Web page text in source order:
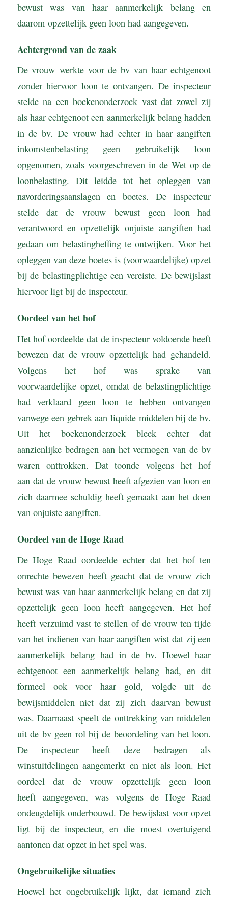
bewust was van haar aanmerkelijk belang en
daarom opzettelijk geen loon had aangegeven.
Achtergrond van de zaak
De vrouw werkte voor de bv van haar echtgenoot
zonder hiervoor loon te ontvangen. De inspecteur
stelde na een boekenonderzoek vast dat zowel zij
als haar echtgenoot een aanmerkelijk belang hadden
in de bv. De vrouw had echter in haar aangiften
inkomstenbelasting geen gebruikelijk loon
opgenomen, zoals voorgeschreven in de Wet op de
loonbelasting. Dit leidde tot het opleggen van
navorderingsaanslagen en boetes. De inspecteur
stelde dat de vrouw bewust geen loon had
verantwoord en opzettelijk onjuiste aangiften had
gedaan om belastingheffing te ontwijken. Voor het
opleggen van deze boetes is (voorwaardelijke) opzet
bij de belastingplichtige een vereiste. De bewijslast
hiervoor ligt bij de inspecteur.
Oordeel van het hof
Het hof oordeelde dat de inspecteur voldoende heeft
bewezen dat de vrouw opzettelijk had gehandeld.
Volgens het hof was sprake van
voorwaardelijke opzet, omdat de belastingplichtige
had verklaard geen loon te hebben ontvangen
vanwege een gebrek aan liquide middelen bij de bv.
Uit het boekenonderzoek bleek echter dat
aanzienlijke bedragen aan het vermogen van de bv
waren onttrokken. Dat toonde volgens het hof
aan dat de vrouw bewust heeft afgezien van loon en
zich daarmee schuldig heeft gemaakt aan het doen
van onjuiste aangiften.
Oordeel van de Hoge Raad
De Hoge Raad oordeelde echter dat het hof ten
onrechte bewezen heeft geacht dat de vrouw zich
bewust was van haar aanmerkelijk belang en dat zij
opzettelijk geen loon heeft aangegeven. Het hof
heeft verzuimd vast te stellen of de vrouw ten tijde
van het indienen van haar aangiften wist dat zij een
aanmerkelijk belang had in de bv. Hoewel haar
echtgenoot een aanmerkelijk belang had, en dit
formeel ook voor haar gold, volgde uit de
bewijsmiddelen niet dat zij zich daarvan bewust
was. Daarnaast speelt de onttrekking van middelen
uit de bv geen rol bij de beoordeling van het loon.
De inspecteur heeft deze bedragen als
winstuitdelingen aangemerkt en niet als loon. Het
oordeel dat de vrouw opzettelijk geen loon
heeft aangegeven, was volgens de Hoge Raad
ondeugdelijk onderbouwd. De bewijslast voor opzet
ligt bij de inspecteur, en die moest overtuigend
aantonen dat opzet in het spel was.
Ongebruikelijke situaties
Hoewel het ongebruikelijk lijkt, dat iemand zich